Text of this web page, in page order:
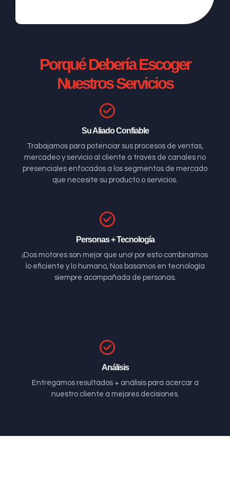
Porqué Debería Escoger
Nuestros Servicios
Su Aliado Confiable
Trabajamos para potenciar sus procesos de ventas,
mercadeo y servicio al cliente a través de canales no
presenciales enfocados a los segmentos de mercado
que necesite su producto o servicios.
Personas + Tecnología
¡Dos motores son mejor que uno! por esto combinamos
lo eficiente y lo humano, Nos basamos en tecnología
siempre acompañada de personas.
Análisis
Entregamos resultados + análisis para acercar a
nuestro cliente a mejores decisiones.